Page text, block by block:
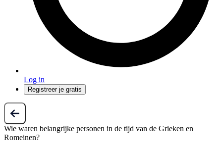
Log in
Registreer je gratis
Wie waren belangrijke personen in de tijd van de Grieken en
Romeinen?